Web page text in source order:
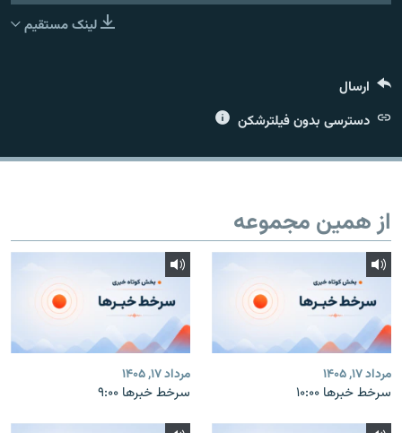
لینک مستقیم
ارسال
دسترسی بدون فیلترشکن
از همین مجموعه
مرداد ۱۷, ۱۴۰۵
سرخط خبرها ۱۰:۰۰
مرداد ۱۷, ۱۴۰۵
سرخط خبرها ۹:۰۰